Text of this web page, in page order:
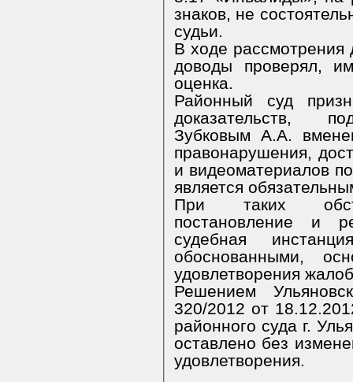
знаков, не
судьи.
В ходе рассмотрения
доводы проверял,
оценка.
Районный суд
доказательств,
Зубковым А.А.
правонарушения,
и видеоматериалов
является
При таких
постановление и
судебная
обоснованными,
удовлетворения
Решением
320/2012 от
районного суда г.
оставлено без
удовлетворения.